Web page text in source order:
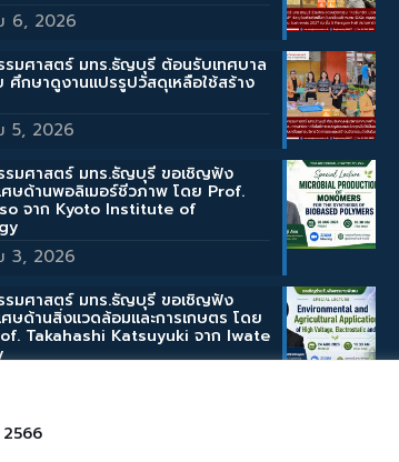
6, 2026
มศาสตร์ มทร.ธัญบุรี ต้อนรับเทศบาล
ศึกษาดูงานแปรรูปวัสดุเหลือใช้สร้าง
5, 2026
รมศาสตร์ มทร.ธัญบุรี ขอเชิญฟัง
ษด้านพอลิเมอร์ชีวภาพ โดย Prof.
จาก Kyoto Institute of
3, 2026
รมศาสตร์ มทร.ธัญบุรี ขอเชิญฟัง
ษด้านสิ่งแวดล้อมและการเกษตร โดย
Takahashi Katsuyuki จาก Iwate
3, 2026
มศาสตร์ มทร.ธัญบุรี ขอเชิญฟัง
ษ “Micro/Nano Bubble